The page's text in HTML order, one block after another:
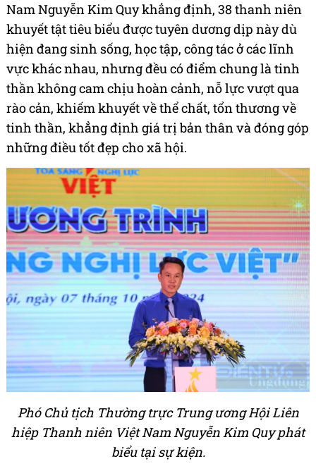
Nam Nguyễn Kim Quy khẳng định, 38 thanh niên
khuyết tật tiêu biểu được tuyên dương dịp này dù
hiện đang sinh sống, học tập, công tác ở các lĩnh
vực khác nhau, nhưng đều có điểm chung là tinh
thần không cam chịu hoàn cảnh, nỗ lực vượt qua
rào cản, khiếm khuyết về thể chất, tổn thương về
tinh thần, khẳng định giá trị bản thân và đóng góp
những điều tốt đẹp cho xã hội.
Phó Chủ tịch Thường trực Trung ương Hội Liên
hiệp Thanh niên Việt Nam Nguyễn Kim Quy phát
biểu tại sự kiện.